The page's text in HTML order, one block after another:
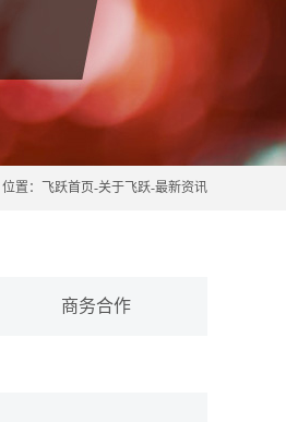
位置： 飞跃首页-关于飞跃-最新资讯
商务合作